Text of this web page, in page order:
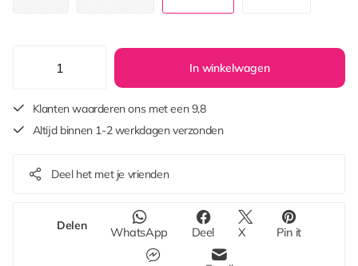
In winkelwagen
Klanten waarderen ons met een 9,8
Altijd binnen 1-2 werkdagen verzonden
Deel het met je vrienden
Delen WhatsApp Deel X Pin it